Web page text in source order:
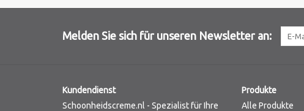
Melden Sie sich für unseren Newsletter an:
Kundendienst
Schoonheidscreme.nl - Spezialist für Ihre
Produkte
Alle Produkte